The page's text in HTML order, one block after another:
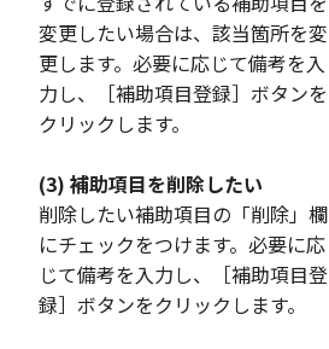
変更したい場合は、該当箇所を変
更します。必要に応じて備考を入
力し、［補助項目登録］ボタンを
クリックします。
(3) 補助項目を削除したい
削除したい補助項目の「削除」欄
にチェックをつけます。必要に応
じて備考を入力し、［補助項目登
録］ボタンをクリックします。